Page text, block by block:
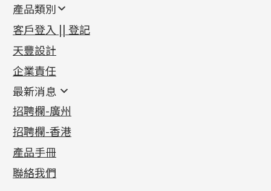
產品類別
新產品
足金系列
足金配件
機織鏈系列
珠仔鏈
镶口链
管狀網鏈
十字車花鏈系列
十字閃O鏈系列
十字錘打鏈系列
側身車花鏈系列
側身鏈系列
首飾配件
耳環類配件
卷迫系列
螺絲迫系列
梅花迫系列
平臺迫系列
綫拍系列
美拍系列
鏈類配件
動感車花吊墜
調節珠系列
生圈扣系列
龍蝦扣系列
鴨俐制系列
其他類配件
珠盤系列
袖口鈕系列
焊片及鐳射綫
空心車花管
珠類配件
無孔光身珠
空心光身珠
無孔批花珠
鑲口類
四爪頭系列
六爪頭系列
車花片
動感車花片
鑲口戒指
鑲口手鏈系列
首飾系列
手镯系列
戒指系列
空心耳環
空心车花管首饰链
空心手鐲系列
貴金屬原料
千足金
記憶金屬系列
記憶戒指
拉簧珠珠手鏈
記憶鈦手鐲
客戶登入 || 登記
天豐設計
企業責任
最新消息
最新消息
各項證書(2)
相片集(9)
展覽會資訊
最新產品資訊
招聘欄-廣州
招聘欄-香港
產品手冊
聯絡我們